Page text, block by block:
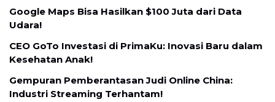
Google Maps Bisa Hasilkan $100 Juta dari Data
Udara!
CEO GoTo Investasi di PrimaKu: Inovasi Baru dalam
Kesehatan Anak!
Gempuran Pemberantasan Judi Online China:
Industri Streaming Terhantam!